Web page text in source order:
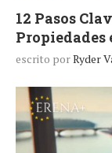
12 Pasos
Propiedades
escrito porRyder